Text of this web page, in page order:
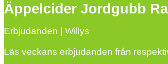
Äppelcider Jordgubb
Erbjudanden | Willys
Läs veckans erbjudanden från